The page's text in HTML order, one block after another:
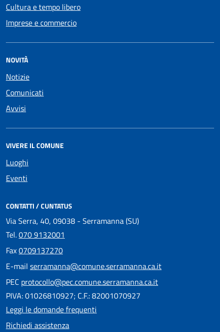
Cultura e tempo libero
Imprese e commercio
NOVITÀ
Notizie
Comunicati
Avvisi
VIVERE IL COMUNE
Luoghi
Eventi
CONTATTI / CUNTATUS
Via Serra, 40, 09038 - Serramanna (SU)
Tel.070 9132001
Fax0709137270
E-mail serramanna@comune.serramanna.ca.it
PEC protocollo@pec.comune.serramanna.ca.it
PIVA: 01026810927; C.F.: 82001070927
Leggi le domande frequenti
Richiedi assistenza